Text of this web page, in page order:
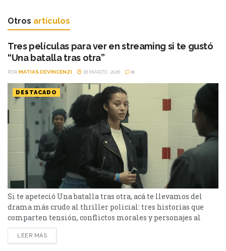
Otros artículos
Tres películas para ver en streaming si te gustó
“Una batalla tras otra”
POR MATIAS DEVINCENZI 18 MARZO, 2026 0
DESTACADO
Si te apeteció Una batalla tras otra, acá te llevamos del
drama más crudo al thriller policial: tres historias que
comparten tensión, conflictos morales y personajes al
límite. El fenómeno de Una batalla tras otra no solo arrasó
en premios, también dejó una marca por su intensidad
LEER MÁS